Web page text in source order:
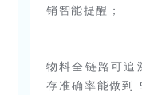
销智能提醒；
物料全链路可追
存准确率能做到